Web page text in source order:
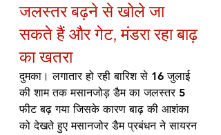
जलस्तर बढ़ने से खोले जा
सकते हैं और गेट, मंडरा रहा बाढ़
का खतरा
दुमका। लगातार हो रही बारिश से 16 जुलाई
की शाम तक मसानजोड़ डैम का जलस्तर 5
फीट बढ़ गया जिसके कारण बाढ़ की आशंका
को देखते हुए मसानजोर डैम प्रबंधन ने सायरन